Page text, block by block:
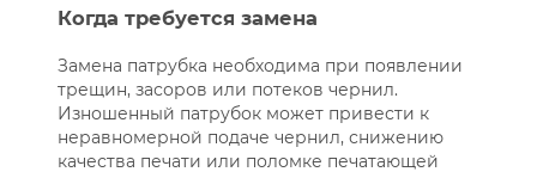
Когда требуется замена
Замена патрубка необходима при появлении
трещин, засоров или потеков чернил.
Изношенный патрубок может привести к
неравномерной подаче чернил, снижению
качества печати или поломке печатающей